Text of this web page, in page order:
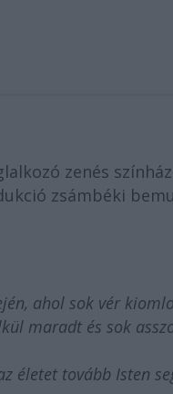
zenés
zsámbéki
ahol sok vér
maradt és sok
életet tovább Isten